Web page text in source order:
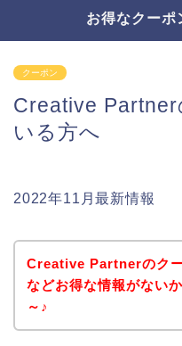
お得なクーポ
クーポン
Creative Partner
いる方へ
2022年11月最新情報
Creative Partnerのク
などお得な情報がない
～♪